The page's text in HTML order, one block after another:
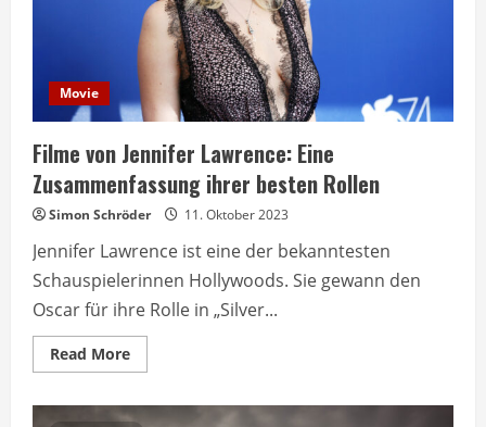
Movie
Filme von Jennifer Lawrence: Eine
Zusammenfassung ihrer besten Rollen
Simon Schröder 11. Oktober 2023
Jennifer Lawrence ist eine der bekanntesten
Schauspielerinnen Hollywoods. Sie gewann den
Oscar für ihre Rolle in „Silver...
Read MoreRead
more
von